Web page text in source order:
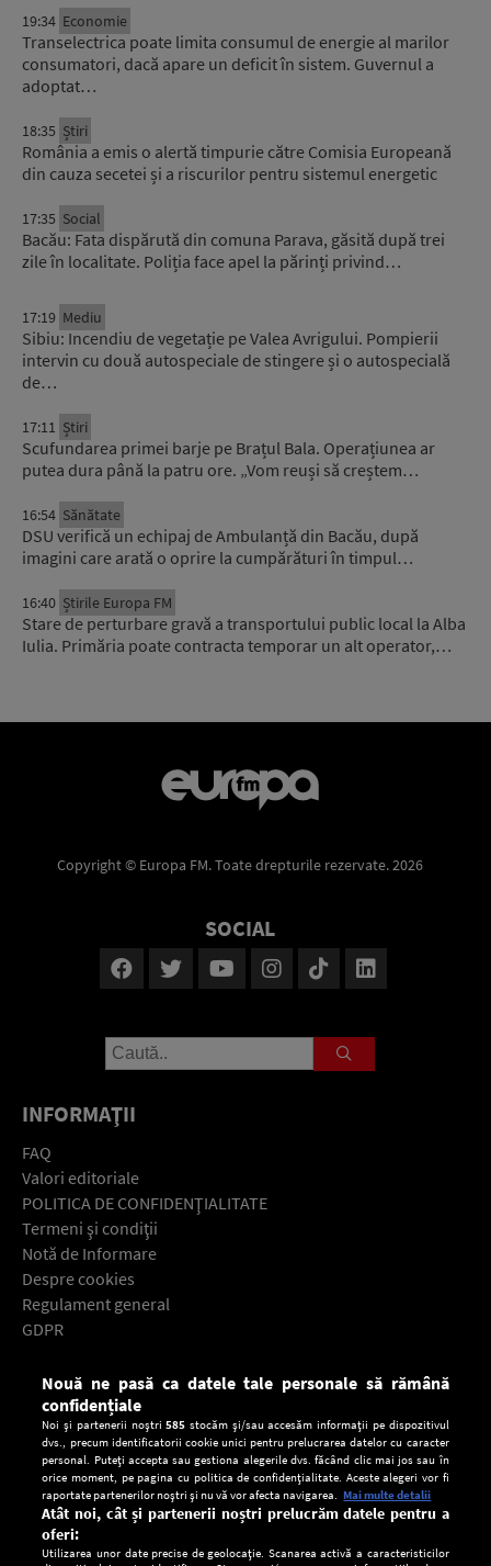
19:34 Economie
Transelectrica poate limita consumul de energie al marilor
consumatori, dacă apare un deficit în sistem. Guvernul a
adoptat…
18:35 Știri
România a emis o alertă timpurie către Comisia Europeană
din cauza secetei și a riscurilor pentru sistemul energetic
17:35 Social
Bacău: Fata dispărută din comuna Parava, găsită după trei
zile în localitate. Poliția face apel la părinți privind…
17:19 Mediu
Sibiu: Incendiu de vegetație pe Valea Avrigului. Pompierii
intervin cu două autospeciale de stingere și o autospecială
de…
17:11 Știri
Scufundarea primei barje pe Brațul Bala. Operațiunea ar
putea dura până la patru ore. „Vom reuși să creștem…
16:54 Sănătate
DSU verifică un echipaj de Ambulanță din Bacău, după
imagini care arată o oprire la cumpărături în timpul…
16:40 Știrile Europa FM
Stare de perturbare gravă a transportului public local la Alba
Iulia. Primăria poate contracta temporar un alt operator,…
Copyright © Europa FM. Toate drepturile rezervate. 2026
SOCIAL
INFORMAŢII
FAQ
Valori editoriale
POLITICA DE CONFIDENŢIALITATE
Termeni şi condiţii
Notă de Informare
Despre cookies
Regulament general
GDPR
Descarcă gratuit aplicaţia Europa FM pentru smartphone:
Nouă ne pasă ca datele tale personale să rămână
confidențiale
Noi și partenerii noștri585 stocăm și/sau accesăm informații pe dispozitivul
dvs., precum identificatorii cookie unici pentru prelucrarea datelor cu caracter
personal. Puteți accepta sau gestiona alegerile dvs. făcând clic mai jos sau în
orice moment, pe pagina cu politica de confidențialitate. Aceste alegeri vor fi
raportate partenerilor noștri și nu vă vor afecta navigarea. Mai multe detalii
Atât noi, cât și partenerii noștri prelucrăm datele pentru a
oferi:
Utilizarea unor date precise de geolocație. Scanarea activă a caracteristicilor